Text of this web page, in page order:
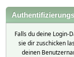
Falls du deine Login-
sie dir zuschicken
deinen